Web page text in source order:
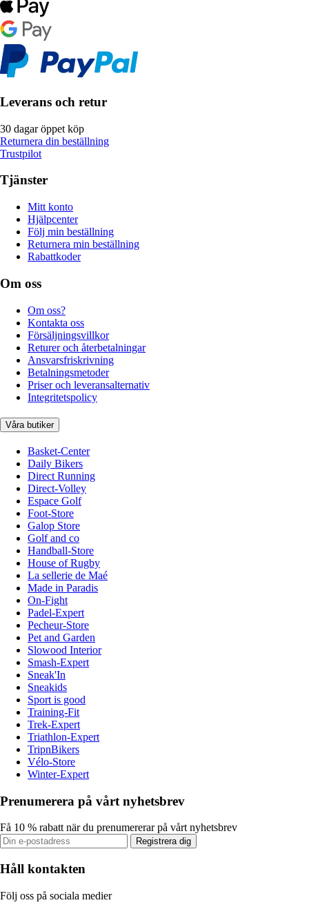
Leverans och retur
30 dagar öppet köp
Returnera din beställning
Trustpilot
Tjänster
Mitt konto
Hjälpcenter
Följ min beställning
Returnera min beställning
Rabattkoder
Om oss
Om oss?
Kontakta oss
Försäljningsvillkor
Returer och återbetalningar
Ansvarsfriskrivning
Betalningsmetoder
Priser och leveransalternativ
Integritetspolicy
Våra butiker
Basket-Center
Daily Bikers
Direct Running
Direct-Volley
Espace Golf
Foot-Store
Galop Store
Golf and co
Handball-Store
House of Rugby
La sellerie de Maé
Made in Paradis
On-Fight
Padel-Expert
Pecheur-Store
Pet and Garden
Slowood Interior
Smash-Expert
Sneak'In
Sneakids
Sport is good
Training-Fit
Trek-Expert
Triathlon-Expert
TripnBikers
Vélo-Store
Winter-Expert
Prenumerera på vårt nyhetsbrev
Få 10 % rabatt när du prenumererar på vårt nyhetsbrev
Registrera dig
Håll kontakten
Följ oss på sociala medier